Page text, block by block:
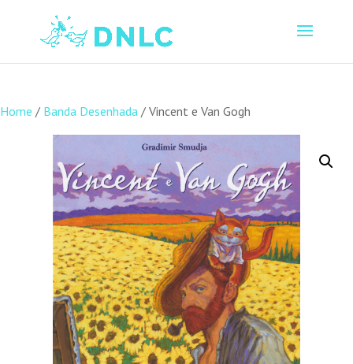
Home / Banda Desenhada / Vincent e Van Gogh